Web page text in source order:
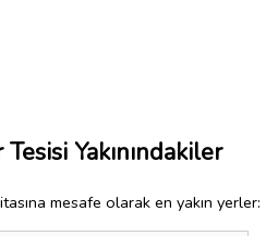
Yakınındakiler
mesafe olarak en yakın yerler: